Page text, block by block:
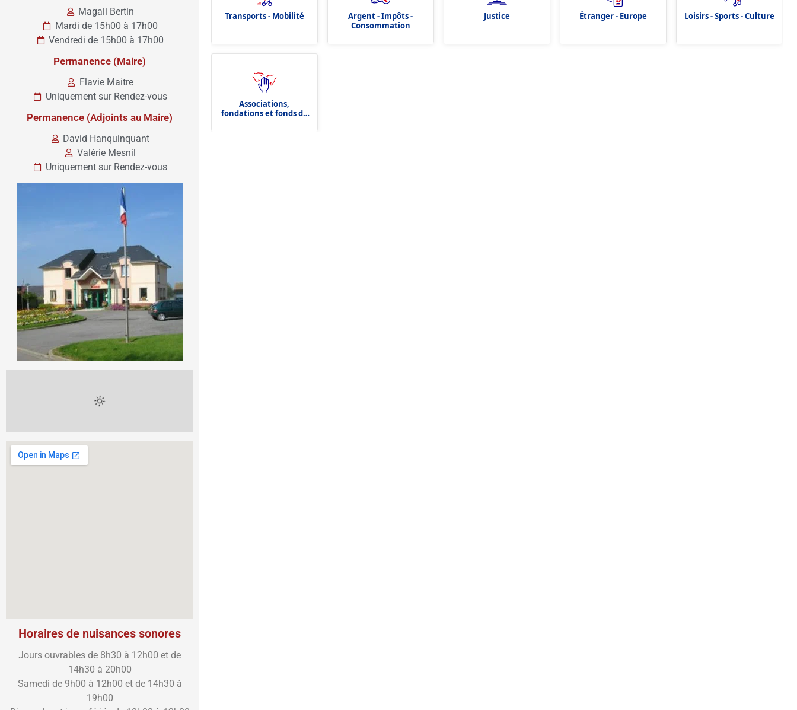
Magali Bertin
Mardi de 15h00 à 17h00
Vendredi de 15h00 à 17h00
Permanence (Maire)
Flavie Maitre
Uniquement sur Rendez-vous
Permanence (Adjoints au Maire)
David Hanquinquant
Valérie Mesnil
Uniquement sur Rendez-vous
Horaires de nuisances sonores
Jours ouvrables de 8h30 à 12h00 et de
14h30 à 20h00
Samedi de 9h00 à 12h00 et de 14h30 à
19h00
Transports - Mobilité
Argent - Impôts -
Consommation
Justice Étranger - Europe Loisirs - Sports - Culture
Associations,
fondations et fonds de